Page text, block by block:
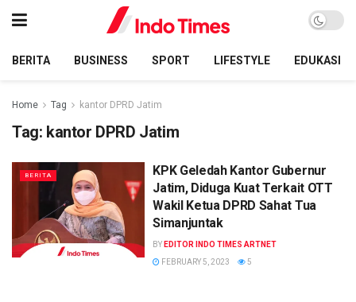
BERITA BUSINESS SPORT LIFESTYLE EDUKASI
Home Tag kantor DPRD Jatim
Tag: kantor DPRD Jatim
BERITA
KPK Geledah Kantor Gubernur
Jatim, Diduga Kuat Terkait OTT
Wakil Ketua DPRD Sahat Tua
Simanjuntak
BY EDITOR INDO TIMES ARTNET
FEBRUARY 5, 2023
5